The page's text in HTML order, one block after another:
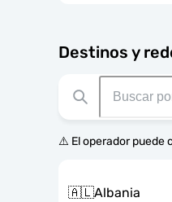
Destinos y
⚠️ El operador puede
🇦🇱Albania